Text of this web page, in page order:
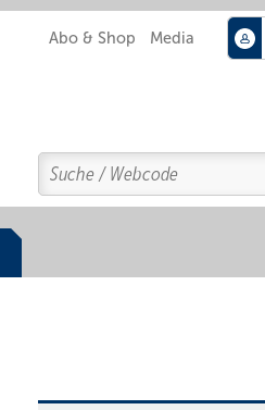
Abo & Shop Media
Search
Suchen